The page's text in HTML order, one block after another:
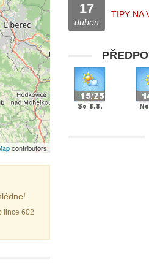
contributors
lince 602
17
duben
TIPY NA